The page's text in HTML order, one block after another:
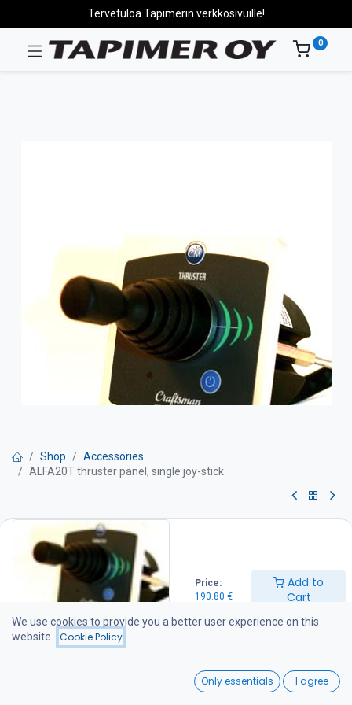
Price:
190.80 €
Add to
Cart
Wishlist
Tervetuloa Tapimerin verkkosivuille!
0
Shop
Accessories
ALFA20T thruster panel, single joy-stick
ALFA20T thruster panel, single
joy-stick
Alfa 20 paneli yhdellä joystickilla
-sisältää vaihtoviiveyksikön
-automaattinen poiskytkennän säätö
j-atkuvan käytön suojaus
We use cookies to provide you a better user experience on this
website.
Cookie Policy
Only essentials I agree